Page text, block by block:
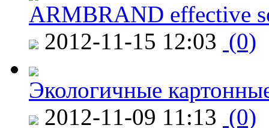
ARMBRAND effective
2012-11-15 12:03 (0)
Экологичные
2012-11-09 11:13 (0)